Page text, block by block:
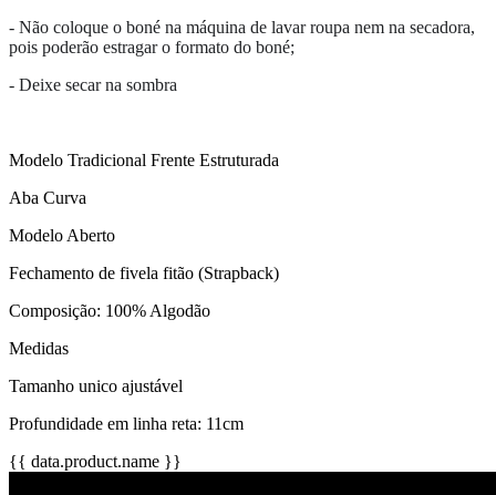
- Não coloque o boné na máquina de lavar roupa nem na secadora,
pois poderão estragar o formato do boné;
- Deixe secar na sombra
Modelo Tradicional Frente Estruturada
Aba Curva
Modelo Aberto
Fechamento de fivela fitão (Strapback)
Composição: 100% Algodão
Medidas
Tamanho unico ajustável
Profundidade em linha reta: 11cm
{{ data.product.name }}